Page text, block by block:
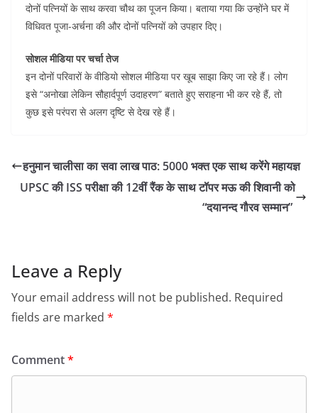
दोनों पत्नियों के साथ करवा चौथ का पूजन किया। बताया गया कि उन्होंने घर में
विधिवत पूजा-अर्चना की और दोनों पत्नियों को उपहार दिए।
सोशल मीडिया पर चर्चा तेज
इन दोनों परिवारों के वीडियो सोशल मीडिया पर खूब साझा किए जा रहे हैं। लोग
इसे “अनोखा लेकिन सौहार्दपूर्ण उदाहरण” बताते हुए सराहना भी कर रहे हैं, तो
कुछ इसे परंपरा से अलग दृष्टि से देख रहे हैं।
हनुमान चालीसा का सवा लाख पाठ: 5000 भक्त एक साथ करेंगे महायज्ञ
UPSC की ISS परीक्षा की 12वीं रैंक के साथ टॉपर मऊ की शिवानी को
“दयानन्द गौरव सम्मान”
Leave a Reply
Your email address will not be published. Required
fields are marked *
Comment*